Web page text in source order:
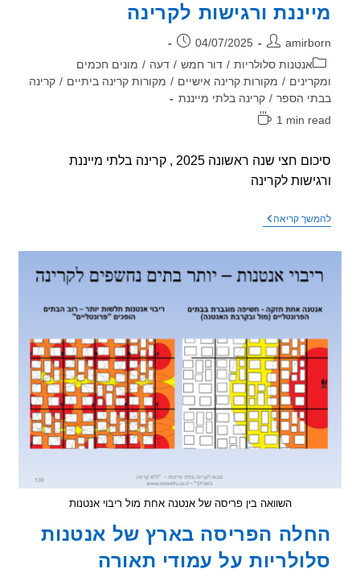
ורגישות לקרינה
פורסם:
04/07/2025
אנטנות סלולריות / דור חמש / דעה / מונים חכמים
/ מקורות קרינה אישיים / מקורות קרינה ביתיים / קרינה
הספר / קרינה בלתי מייננת
1 min
סיכום חצי שנה ראשונה 2025 , קרינה בלתי מייננת
לקרינה
קריאהסרטון
חצי
שנה
2025
קרינה
בלתי
מייננת
ורגישות
לקרינה
השוואה בין פריסה של אנטנה אחת מול ריבוי אנטנות
הפריסה בארץ של אנטנות
על עמודי תאורה